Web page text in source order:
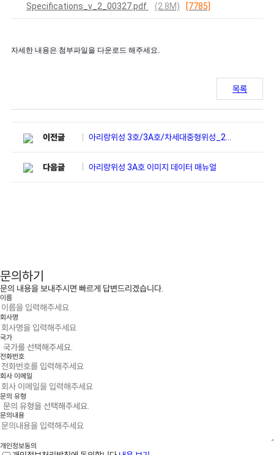
Specifications_v_2_00327.pdf
(2.8M) [7785]
자세한 내용은 첨부파일을 다운로드 해주세요.
목록
이전글 아리랑위성 3호/3A호/차세대중형위성_2023년 7월~9월
아리랑위성 3A호 이미지 데이터 매뉴얼
다음글
문의하기
문의 내용을 보내주시면 빠르게 답변드리겠습니다.
이름
회사명
국가
전화번호
회사 이메일
문의 유형
문의내용
개인정보동의